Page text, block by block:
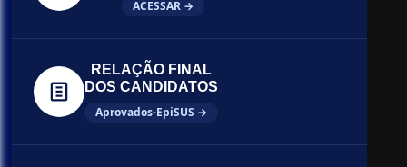
ACESSAR →
RELAÇÃO FINAL
DOS CANDIDATOS
Aprovados-EpiSUS →